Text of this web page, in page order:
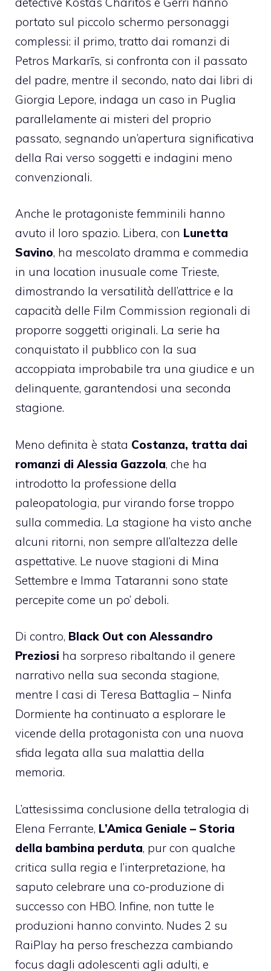
portato sul piccolo schermo personaggi
complessi: il primo, tratto dai romanzi di
Petros Markarīs, si confronta con il passato
del padre, mentre il secondo, nato dai libri di
Giorgia Lepore, indaga un caso in Puglia
parallelamente ai misteri del proprio
passato, segnando un’apertura significativa
della Rai verso soggetti e indagini meno
convenzionali.
Anche le protagoniste femminili hanno
avuto il loro spazio. Libera, con Lunetta
Savino, ha mescolato dramma e commedia
in una location inusuale come Trieste,
dimostrando la versatilità dell’attrice e la
capacità delle Film Commission regionali di
proporre soggetti originali. La serie ha
conquistato il pubblico con la sua
accoppiata improbabile tra una giudice e un
delinquente, garantendosi una seconda
stagione.
Meno definita è stata Costanza, tratta dai
romanzi di Alessia Gazzola, che ha
introdotto la professione della
paleopatologia, pur virando forse troppo
sulla commedia. La stagione ha visto anche
alcuni ritorni, non sempre all’altezza delle
aspettative. Le nuove stagioni di Mina
Settembre e Imma Tataranni sono state
percepite come un po’ deboli.
Di contro, Black Out con Alessandro
Preziosi ha sorpreso ribaltando il genere
narrativo nella sua seconda stagione,
mentre I casi di Teresa Battaglia – Ninfa
Dormiente ha continuato a esplorare le
vicende della protagonista con una nuova
sfida legata alla sua malattia della
memoria.
L’attesissima conclusione della tetralogia di
Elena Ferrante, L’Amica Geniale – Storia
della bambina perduta, pur con qualche
critica sulla regia e l’interpretazione, ha
saputo celebrare una co-produzione di
successo con HBO. Infine, non tutte le
produzioni hanno convinto. Nudes 2 su
RaiPlay ha perso freschezza cambiando
focus dagli adolescenti agli adulti, e